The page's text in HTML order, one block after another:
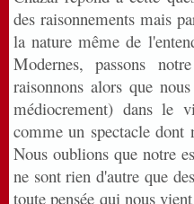
des raisonnements mais
la nature même de
Modernes, passons
raisonnons alors que
médiocrement) dans le
comme un spectacle dont
Nous oublions que notre
ne sont rien d'autre que
toute pensée qui nous